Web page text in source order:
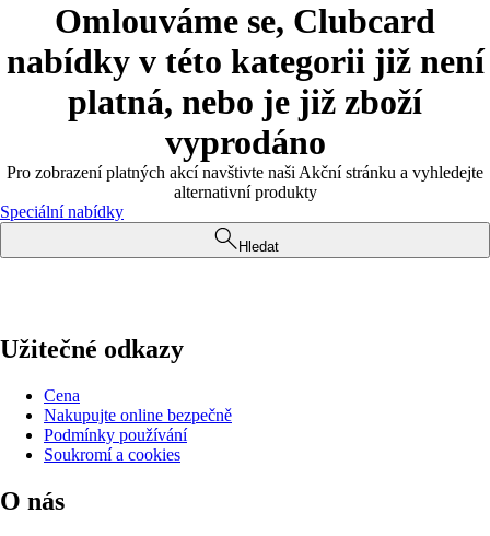
Omlouváme se, Clubcard
nabídky v této kategorii již není
platná, nebo je již zboží
vyprodáno
Pro zobrazení platných akcí navštivte naši Akční stránku a vyhledejte
alternativní produkty
Speciální nabídky
Hledat
Užitečné odkazy
Cena
Nakupujte online bezpečně
Podmínky používání
Soukromí a cookies
O nás